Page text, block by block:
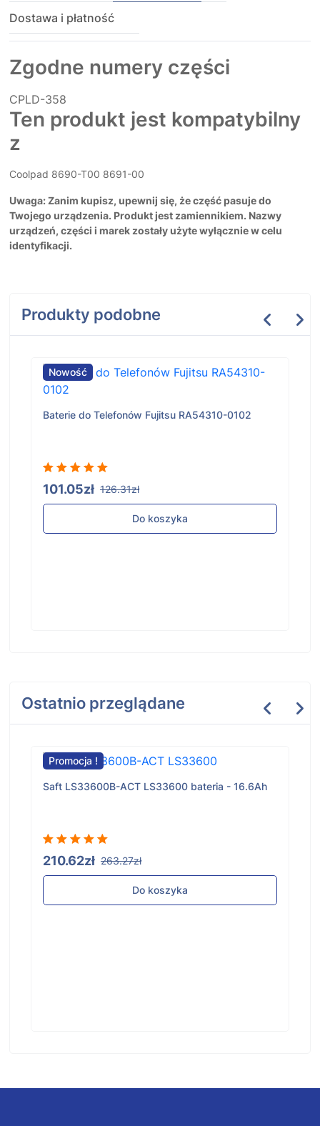
Dostawa i płatność
Zgodne numery części
CPLD-358
Ten produkt jest kompatybilny
z
Coolpad 8690-T00 8691-00
Uwaga: Zanim kupisz, upewnij się, że część pasuje do
Twojego urządzenia. Produkt jest zamiennikiem. Nazwy
urządzeń, części i marek zostały użyte wyłącznie w celu
identyfikacji.
Produkty podobne
Nowość
Baterie do Telefonów Fujitsu RA54310-0102
101.05zł 126.31zł
Do koszyka
Ostatnio przeglądane
Promocja !
Saft LS33600B-ACT LS33600 bateria - 16.6Ah
210.62zł 263.27zł
Do koszyka